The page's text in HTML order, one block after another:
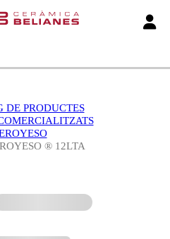
DE PRODUCTES
® 12LTA